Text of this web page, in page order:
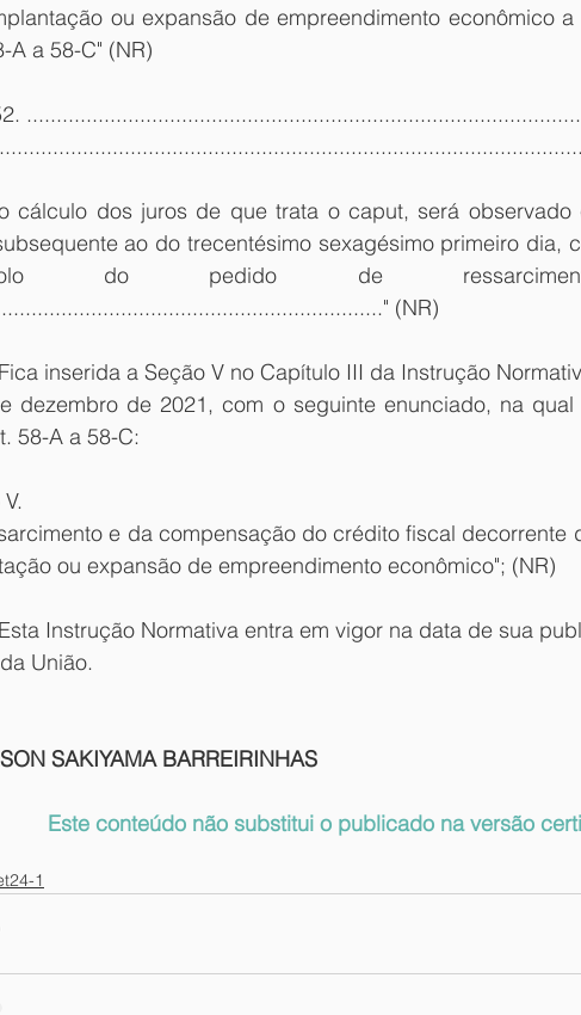
ou expansão de empreendimento econômico
A a 58-C" (NR)
cálculo dos juros de que trata o caput, será observado
ao do trecentésimo sexagésimo primeiro dia,
do pedido de
(NR)
inserida a Seção V no Capítulo III da Instrução
dezembro de 2021, com o seguinte enunciado, na
58-A a 58-C:
e da compensação do crédito fiscal decorrente
ou expansão de empreendimento econômico"; (NR)
Instrução Normativa entra em vigor na data de sua
União.
SAKIYAMA BARREIRINHAS
Este conteúdo não substitui o publicado na versão
1